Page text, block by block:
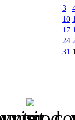
3
10
17
24
31